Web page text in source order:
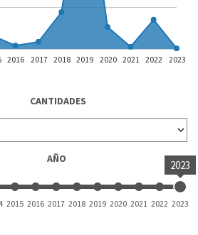
2016 2017 2018 2019 2020 2021 2022 2023
CANTIDADES
AÑO 2023
2015 2016 2017 2018 2019 2020 2021 2022 2023